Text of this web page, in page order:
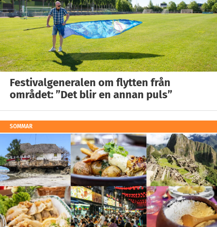
Festivalgeneralen om flytten från
området: ”Det blir en annan puls”
SOMMAR